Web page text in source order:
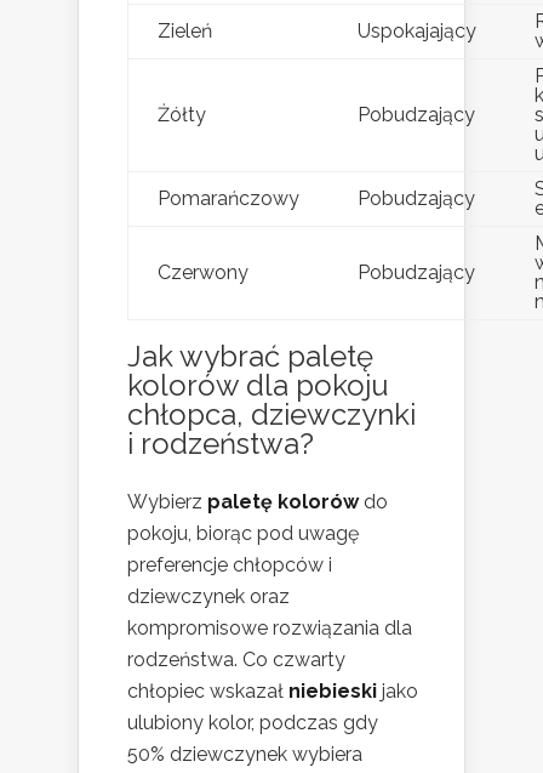
Zieleń
Uspokajający
Żółty Pobudzający
Pomarańczowy
Pobudzający
Czerwony Pobudzający
Jak wybrać paletę
kolorów dla pokoju
chłopca, dziewczynki
i rodzeństwa?
Wybierz paletę kolorówdo
pokoju, biorąc pod uwagę
preferencje chłopców i
dziewczynek oraz
kompromisowe rozwiązania dla
rodzeństwa. Co czwarty
chłopiec wskazał niebieski jako
ulubiony kolor, podczas gdy
50% dziewczynek wybiera